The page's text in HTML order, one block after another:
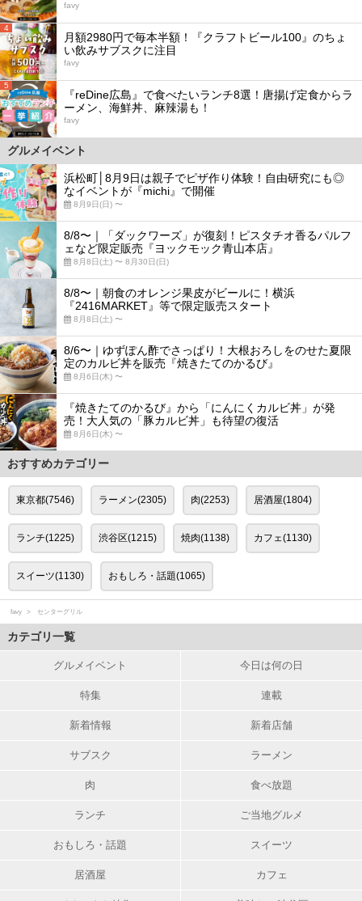
favy
4
月額2980円で毎本半額！『クラフトビール100』のちょ
い飲みサブスクに注目
favy
5
『reDine広島』で食べたいランチ8選！唐揚げ定食からラ
ーメン、海鮮丼、麻辣湯も！
favy
グルメイベント
浜松町│8月9日は親子でピザ作り体験！自由研究にも◎
なイベントが『michi』で開催
8月9日(日) 〜
8/8〜｜「ダックワーズ」が復刻！ピスタチオ香るパルフ
ェなど限定販売『ヨックモック青山本店』
8月8日(土) 〜 8月30日(日)
8/8〜｜朝食のオレンジ果皮がビールに！横浜
『2416MARKET』等で限定販売スタート
8月8日(土) 〜
8/6〜｜ゆずぽん酢でさっぱり！大根おろしをのせた夏限
定のカルビ丼を販売『焼きたてのかるび』
8月6日(木) 〜
『焼きたてのかるび』から「にんにくカルビ丼」が発
売！大人気の「豚カルビ丼」も待望の復活
8月6日(木) 〜
おすすめカテゴリー
東京都(7546) ラーメン(2305) 肉(2253) 居酒屋(1804)
ランチ(1225) 渋谷区(1215) 焼肉(1138) カフェ(1130)
スイーツ(1130) おもしろ・話題(1065)
favy センターグリル
カテゴリ一覧
グルメイベント 今日は何の日
特集 連載
新着情報 新着店舗
サブスク ラーメン
肉 食べ放題
ランチ ご当地グルメ
おもしろ・話題 スイーツ
居酒屋 カフェ